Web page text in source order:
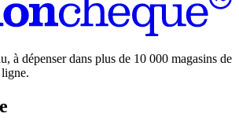
à dépenser dans plus de 10 000 magasins de